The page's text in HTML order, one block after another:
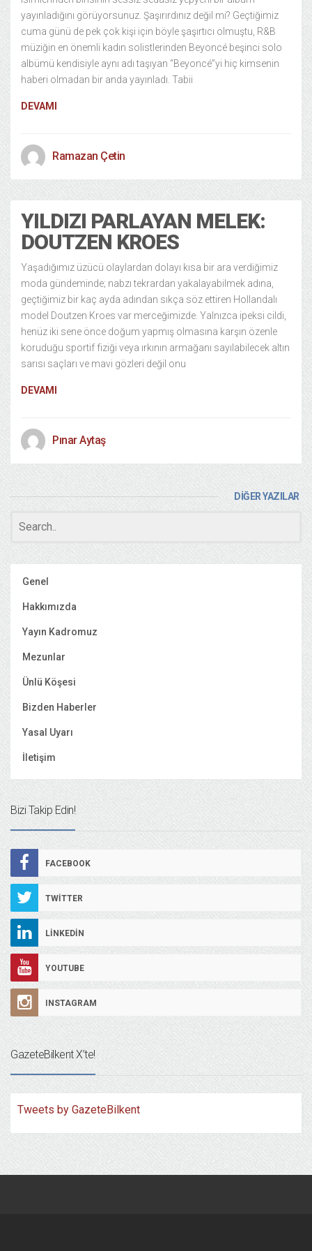
yayınladığını görüyorsunuz. Şaşırırdınız değil mi? Geçtiğimiz
cuma günü de pek çok kişi için böyle şaşırtıcı olmuştu, R&B
müziğin en önemli kadın solistlerinden Beyoncé beşinci solo
albümü kendisiyle aynı adı taşıyan “Beyoncé”yi hiç kimsenin
haberi olmadan bir anda yayınladı. Tabii
DEVAMI
Ramazan Çetin
YILDIZI PARLAYAN MELEK:
DOUTZEN KROES
Yaşadığımız üzücü olaylardan dolayı kısa bir ara verdiğimiz
moda gündeminde; nabzı tekrardan yakalayabilmek adına,
geçtiğimiz bir kaç ayda adından sıkça söz ettiren Hollandalı
model Doutzen Kroes var merceğimizde. Yalnızca ipeksi cildi,
henüz iki sene önce doğum yapmış olmasına karşın özenle
koruduğu sportif fiziği veya ırkının armağanı sayılabilecek altın
sarısı saçları ve mavi gözleri değil onu
DEVAMI
Pınar Aytaş
DİĞER YAZILAR
Genel
Hakkımızda
Yayın Kadromuz
Mezunlar
Ünlü Köşesi
Bizden Haberler
Yasal Uyarı
İletişim
Bizi Takip Edin!
FACEBOOK
TWITTER
LINKEDIN
YOUTUBE
INSTAGRAM
GazeteBilkent X’te!
Tweets by GazeteBilkent